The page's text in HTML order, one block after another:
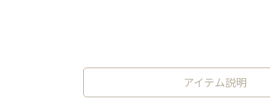
アイテム説明